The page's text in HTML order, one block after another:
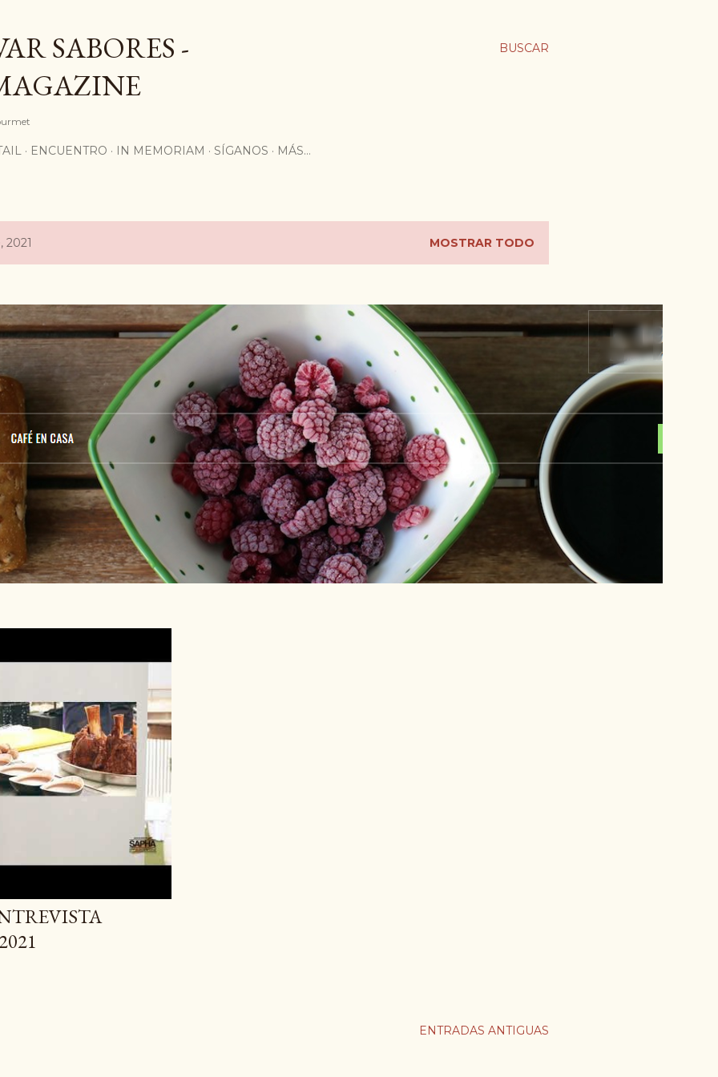
BUSCAR
SABORES -
ENCUENTRO IN MEMORIAM SÍGANOS MÁS…
2021 MOSTRAR TODO
ENTRADAS ANTIGUAS